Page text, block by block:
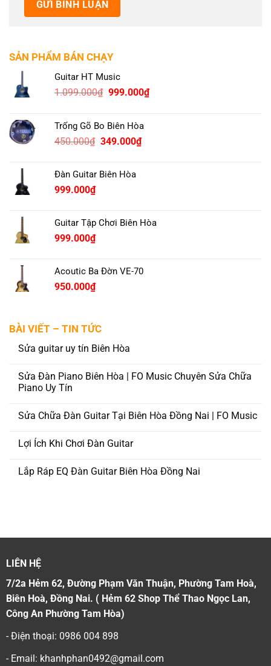
SẢN PHẨM BÁN CHẠY
Guitar HT Music
1.099.000₫ Original
1.099.000₫.
999.000₫Current
Trống Gõ Bo Biên Hòa
450.000₫ Original
450.000₫.
349.000₫Current
Đàn Guitar Biên Hòa
999.000₫
Guitar Tập Chơi Biên Hòa
999.000₫
Acoutic Ba Đờn VE-70
950.000₫
BÀI VIẾT – TIN TỨC
Sửa guitar uy tín Biên Hòa
Sửa Đàn Piano Biên Hòa | FO Music Chuyên Sửa Chữa
Piano Uy Tín
Sửa Chữa Đàn Guitar Tại Biên Hòa Đồng Nai | FO Music
Lợi Ích Khi Chơi Đàn Guitar
Lắp Ráp EQ Đàn Guitar Biên Hòa Đồng Nai
LIÊN HỆ
7/2a Hẻm 62, Đường Phạm Văn Thuận, Phường Tam Hoà,
Biên Hoà, Đồng Nai. ( Hẻm 62 Shop Thể Thao Ngọc Lan,
Công An Phường Tam Hòa)
- Điện thoại: 0986 004 898
- Email: khanhphan0492@gmail.com